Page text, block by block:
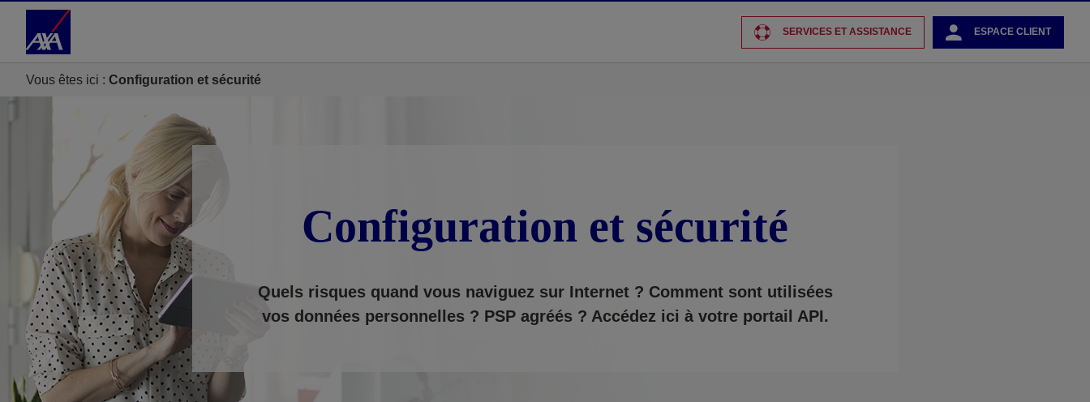
Accéder au Contenu
SERVICES ET ASSISTANCE ESPACE CLIENT
Vous êtes ici : Configuration et sécurité
Configuration et sécurité
Quels risques quand vous naviguez sur Internet ? Comment sont utilisées
vos données personnelles ? PSP agréés ? Accédez ici à votre portail API.